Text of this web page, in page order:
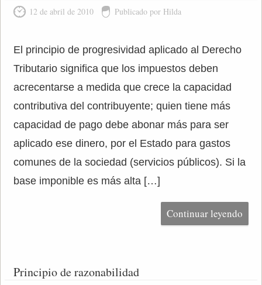
12 de abril de 2010 Publicado por Hilda
El principio de progresividad aplicado al Derecho
Tributario significa que los impuestos deben
acrecentarse a medida que crece la capacidad
contributiva del contribuyente; quien tiene más
capacidad de pago debe abonar más para ser
aplicado ese dinero, por el Estado para gastos
comunes de la sociedad (servicios públicos). Si la
base imponible es más alta […]
Continuar leyendo
Principio de razonabilidad